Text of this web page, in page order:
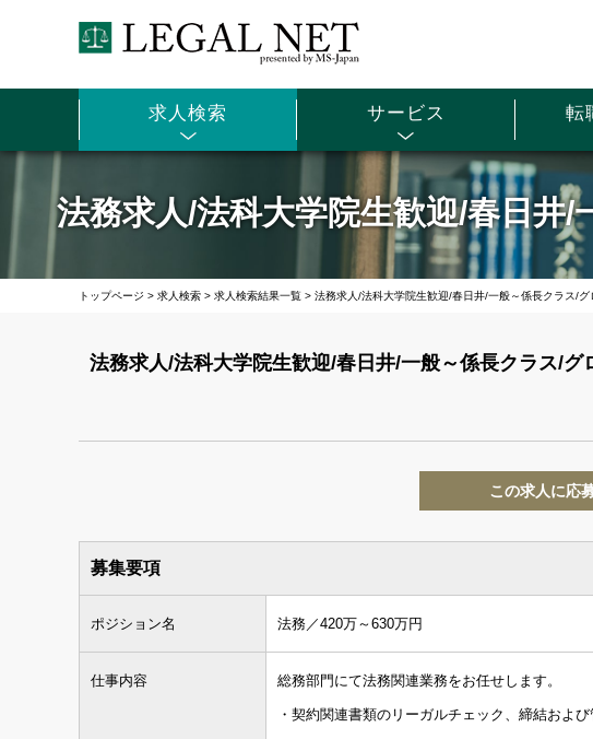
求人検索 サービス 転
法務求人/法科大学院生歓迎/春日井
トップページ > 求人検索 > 求人検索結果一覧 > 法務求人/法科大学院生歓迎/春日井/一般～係長クラス/
法務求人/法科大学院生歓迎/春日井/一般～係長クラス/
この求人に応
募集要項
ポジション名 法務／420万～630万円
仕事内容 総務部門にて法務関連業務をお任せします。
・契約関連書類のリーガルチェック、締結および